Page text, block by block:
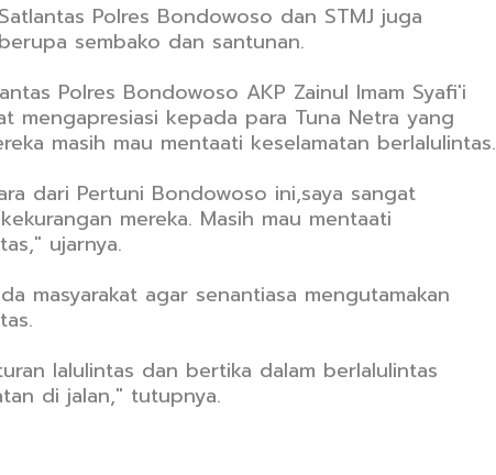
Polres Bondowoso dan STMJ juga
sembako dan santunan.
Polres Bondowoso AKP Zainul Imam Syafi'i
mengapresiasi kepada para Tuna Netra yang
masih mau mentaati keselamatan berlalulintas.
dari Pertuni Bondowoso ini,saya sangat
mereka. Masih mau mentaati
ujarnya.
masyarakat agar senantiasa mengutamakan
lalulintas dan bertika dalam berlalulintas
di jalan," tutupnya.